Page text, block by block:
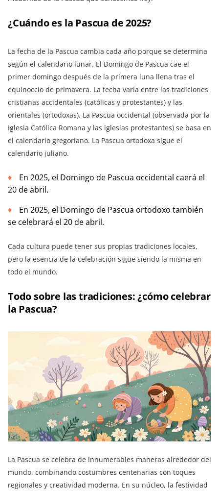
¿Cuándo es la Pascua de 2025?
La fecha de la Pascua cambia cada año porque se determina
según el calendario lunar. El Domingo de Pascua cae el
primer domingo después de la primera luna llena tras el
equinoccio de primavera. La fecha varía entre las tradiciones
cristianas accidentales (católicas y protestantes) y las
orientales (ortodoxas). La Pascua occidental (observada por la
Iglesia Católica Romana y las iglesias protestantes) se basa en
el calendario gregoriano. La Pascua ortodoxa sigue el
calendario juliano.
En 2025, el Domingo de Pascua occidental caerá el
20 de abril.
En 2025, el Domingo de Pascua ortodoxo también
se celebrará el 20 de abril.
Cada cultura puede tener sus propias tradiciones locales,
pero la esencia de la celebración sigue siendo la misma en
todo el mundo.
Todo sobre las tradiciones: ¿cómo celebrar
la Pascua?
La Pascua se celebra de innumerables maneras alrededor del
mundo, combinando costumbres centenarias con toques
regionales y creatividad moderna. En su núcleo, la festividad